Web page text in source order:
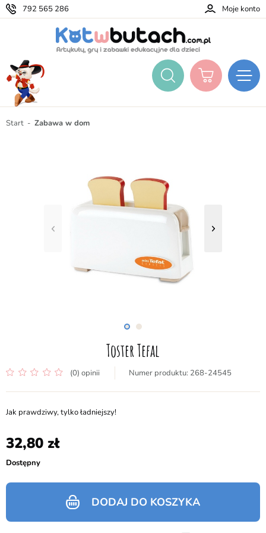
792 565 286 Moje konto
Start Zabawa w dom
Toster Tefal
(0) opinii 268-24545
Jak prawdziwy, tylko ładniejszy!
32,80
Dostępny
DODAJ DO KOSZYKA